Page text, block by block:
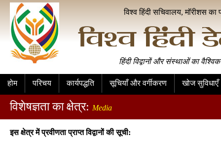
विश्व हिंदी सचिवालय, मॉरीशस का
हिंदी विद्वानों और संस्थाओं का
होम परिचय कार्यपद्धति सूचियाँ और वर्गीकरण खोज सुविधाएँ
विशेषज्ञता का क्षेत्र: Media
इस क्षेत्र में प्रवीणता प्राप्त विद्वानों की सूची: